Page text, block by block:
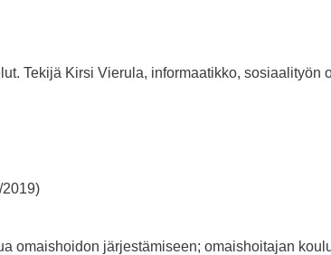
Tekijä Kirsi Vierula, informaatikko, sosiaalityön
omaishoidon järjestämiseen; omaishoitajan